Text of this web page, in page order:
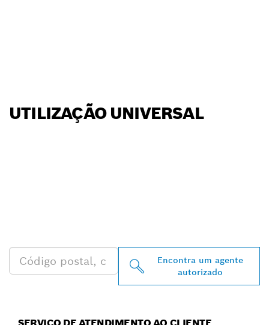
UTILIZAÇÃO UNIVERSAL
Encontra um agente
autorizado